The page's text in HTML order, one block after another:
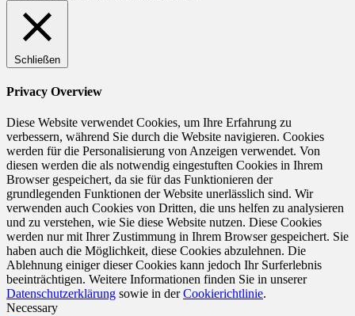
Schließen
Privacy Overview
Diese Website verwendet Cookies, um Ihre Erfahrung zu
verbessern, während Sie durch die Website navigieren. Cookies
werden für die Personalisierung von Anzeigen verwendet. Von
diesen werden die als notwendig eingestuften Cookies in Ihrem
Browser gespeichert, da sie für das Funktionieren der
grundlegenden Funktionen der Website unerlässlich sind. Wir
verwenden auch Cookies von Dritten, die uns helfen zu analysieren
und zu verstehen, wie Sie diese Website nutzen. Diese Cookies
werden nur mit Ihrer Zustimmung in Ihrem Browser gespeichert. Sie
haben auch die Möglichkeit, diese Cookies abzulehnen. Die
Ablehnung einiger dieser Cookies kann jedoch Ihr Surferlebnis
beeinträchtigen. Weitere Informationen finden Sie in unserer
Datenschutzerklärung sowie in derCookierichtlinie.
Necessary